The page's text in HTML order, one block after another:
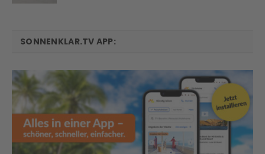
SONNENKLAR.TV APP: